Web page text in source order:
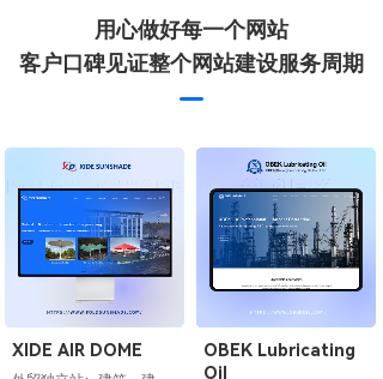
用心做好每一个网站
客户口碑见证整个网站建设服务周期
XIDE AIR DOME
OBEK Lubricating
Oil